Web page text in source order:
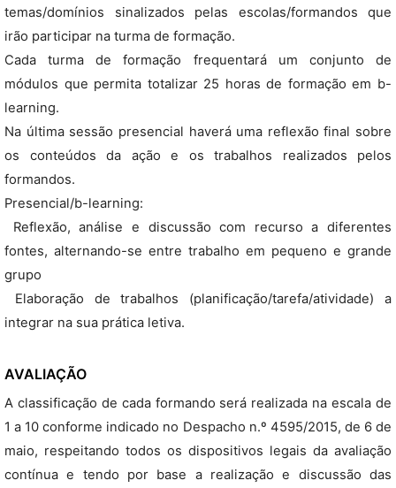
temas/domínios sinalizados pelas escolas/formandos que
irão participar na turma de formação.
Cada turma de formação frequentará um conjunto de
módulos que permita totalizar 25 horas de formação em b-
learning.
Na última sessão presencial haverá uma reflexão final sobre
os conteúdos da ação e os trabalhos realizados pelos
formandos.
Presencial/b-learning:
 Reflexão, análise e discussão com recurso a diferentes
fontes, alternando-se entre trabalho em pequeno e grande
grupo
 Elaboração de trabalhos (planificação/tarefa/atividade) a
integrar na sua prática letiva.
AVALIAÇÃO
A classificação de cada formando será realizada na escala de
1 a 10 conforme indicado no Despacho n.º 4595/2015, de 6 de
maio, respeitando todos os dispositivos legais da avaliação
contínua e tendo por base a realização e discussão das